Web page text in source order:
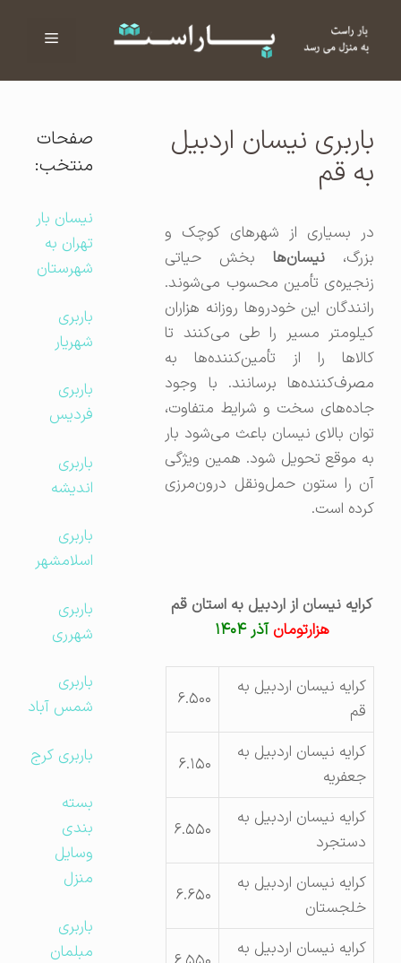
فهرست
باربری نیسان اردبیل
به قم
در بسیاری از شهرهای کوچک و
بزرگ،نیسان‌هابخش حیاتی
زنجیره‌ی تأمین محسوب می‌شوند.
رانندگان این خودروها روزانه هزاران
کیلومتر مسیر را طی می‌کنند تا
کالاها را از تأمین‌کننده‌ها به
مصرف‌کننده‌ها برسانند. با وجود
جاده‌های سخت و شرایط متفاوت،
توان بالای نیسان باعث می‌شود بار
به موقع تحویل شود. همین ویژگی
آن را ستون حمل‌ونقل درون‌مرزی
کرده است.
کرایه نیسان از اردبیل به استان قم
هزارتومانآذر ۱۴۰۴
کرایه نیسان اردبیل به
۶.۵۰۰
کرایه نیسان اردبیل به
جعفریه
۶.۱۵۰
کرایه نیسان اردبیل به
دستجرد
۶.۵۵۰
کرایه نیسان اردبیل به
خلجستان
۶.۶۵۰
کرایه نیسان اردبیل به
صفحات
منتخب:
نیسان بار
تهران به
شهرستان
باربری
شهریار
باربری
فردیس
باربری
اندیشه
باربری
اسلامشهر
باربری
شهرری
باربری
شمس آباد
باربری کرج
بسته
بندی
وسایل
منزل
باربری
مبلمان